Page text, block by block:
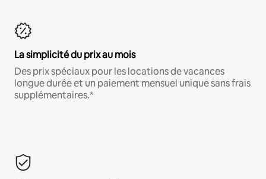
La simplicité du prix au mois
Des prix spéciaux pour les locations de vacances
longue durée et un paiement mensuel unique sans frais
supplémentaires.*